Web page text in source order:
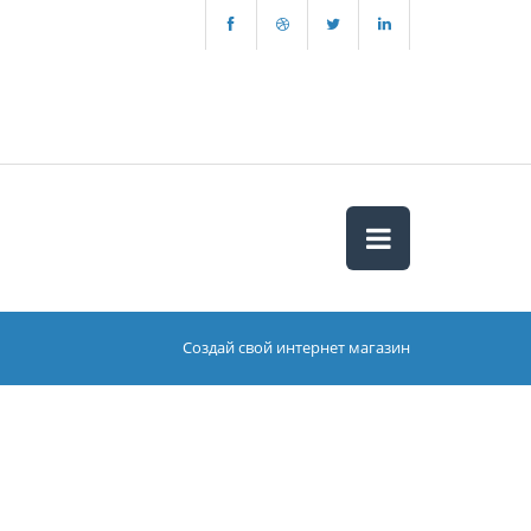
Создай свой интернет магазин